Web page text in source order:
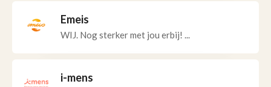
Emeis
WIJ. Nog sterker met jou erbij! ...
i-mens